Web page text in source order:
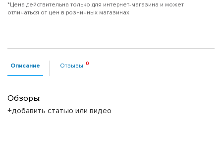
*Цена действительна только для интернет-магазина и может
отличаться от цен в розничных магазинах
Описание Отзывы
Обзоры:
+добавить статью или видео